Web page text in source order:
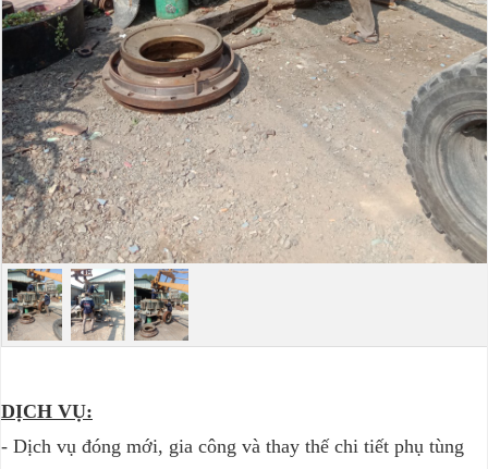
DỊCH VỤ:
- Dịch vụ đóng mới, gia công và thay thế chi tiết phụ tùng